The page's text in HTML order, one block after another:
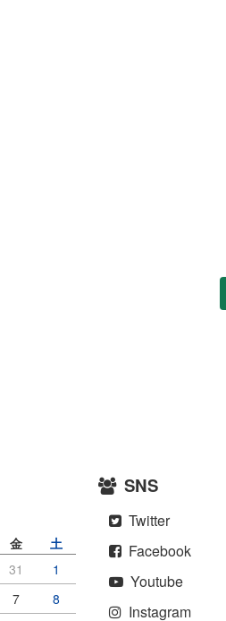
金
土
31
1
7
8
SNS
Twitter
Facebook
Youtube
Instagram